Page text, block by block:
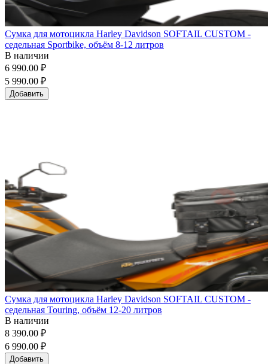
Сумка для мотоцикла Harley Davidson SOFTAIL CUSTOM -
седельная Sportbike, объём 8-12 литров
В наличии
6 990.00 ₽
5 990.00 ₽
Добавить
Сумка для мотоцикла Harley Davidson SOFTAIL CUSTOM -
седельная Touring, объём 12-20 литров
В наличии
8 390.00 ₽
6 990.00 ₽
Добавить